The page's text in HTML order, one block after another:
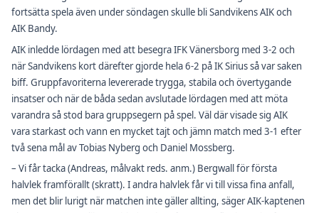
fortsätta spela även under söndagen skulle bli Sandvikens AIK och
AIK Bandy.
AIK inledde lördagen med att besegra IFK Vänersborg med 3-2 och
när Sandvikens kort därefter gjorde hela 6-2 på IK Sirius så var saken
biff. Gruppfavoriterna levererade trygga, stabila och övertygande
insatser och när de båda sedan avslutade lördagen med att möta
varandra så stod bara gruppsegern på spel. Väl där visade sig AIK
vara starkast och vann en mycket tajt och jämn match med 3-1 efter
två sena mål av Tobias Nyberg och Daniel Mossberg.
– Vi får tacka (Andreas, målvakt reds. anm.) Bergwall för första
halvlek framförallt (skratt). I andra halvlek får vi till vissa fina anfall,
men det blir lurigt när matchen inte gäller allting, säger AIK-kaptenen